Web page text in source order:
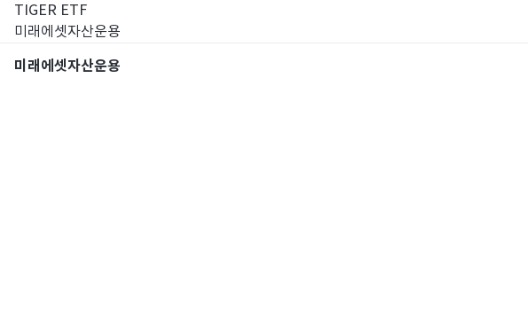
TIGER ETF
미래에셋자산운용
미래에셋자산운용